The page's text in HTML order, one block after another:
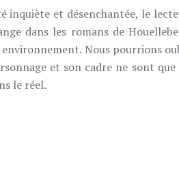
inquiète et désenchantée, le
dans les romans de
Nous pourrions
et son cadre ne sont
le réel.